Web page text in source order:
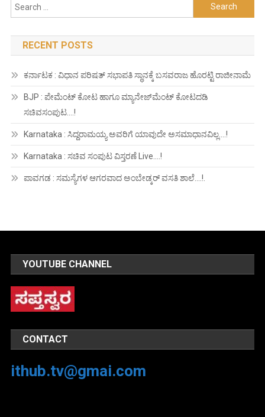
Search
for:
RECENT POSTS
ಕರ್ನಾಟಕ : ವಿಧಾನ ಪರಿಷತ್ ಸಭಾಪತಿ ಸ್ಥಾನಕ್ಕೆ ಬಸವರಾಜ ಹೊರಟ್ಟಿ ರಾಜೀನಾಮೆ
BJP : ಪೇಮೆಂಟ್ ಕೋಟ ಹಾಗೂ ಮ್ಯಾನೇಜ್‍ಮೆಂಟ್ ಕೋಟದಡಿ
ಸಚಿವಸಂಪುಟ….!
Karnataka : ಸಿದ್ದರಾಮಯ್ಯ ಅವರಿಗೆ ಯಾವುದೇ ಅಸಮಾಧಾನವಿಲ್ಲ….!
Karnataka : ಸಚಿವ ಸಂಪುಟ ವಿಸ್ತರಣೆ Live….!
ಪಾವಗಡ : ಸಮಸ್ಯೆಗಳ ಆಗರವಾದ ಅಂಬೇಡ್ಕರ್ ವಸತಿ ಶಾಲೆ….!.
YOUTUBE CHANNEL
CONTACT
ithub.tv@gmai.com